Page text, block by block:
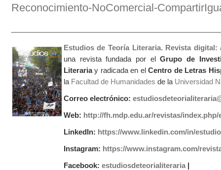
Reconocimiento-NoComercial-
Estudios de Teoría Literaria. Revista
una revista fundada por elGrupo de
Literariay radicada en elCentro de Letras
la Facultad de Humanidades de laUniversidad
Correo electrónico:
Web: http://fh.mdp.edu.ar/revistas/index.php/
LinkedIn: https://www.linkedin.com/in/
Instagram: https://www.instagram.com/
Facebook: estudiosdeteorialiteraria|